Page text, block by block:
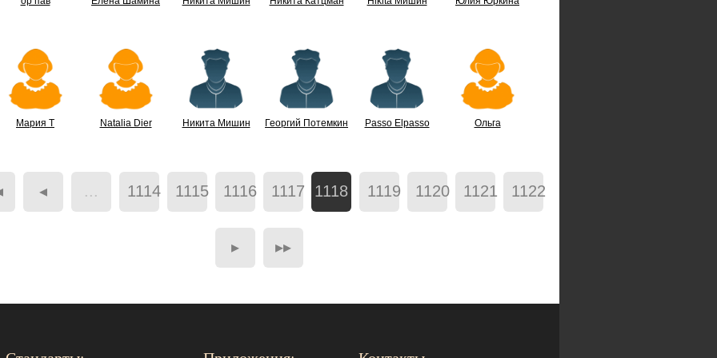
Мария Т Natalia Dier Никита Мишин Георгий Потемкин Passo Elpasso Ольга
◂ ... 1114 1115 1116 1117 1118 1119 1120 1121 1122
▸ ▸▸